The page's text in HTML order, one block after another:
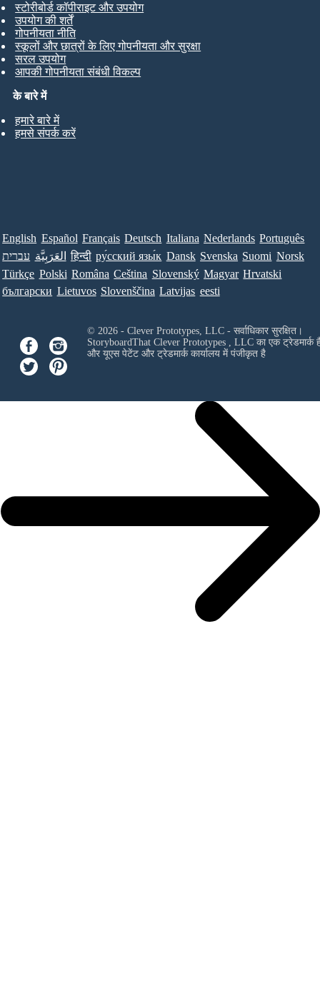
के बारे में
हमारे बारे में
हमसे संपर्क करें
स्टोरीबोर्ड कॉपीराइट और उपयोग
उपयोग की शर्तें
गोपनीयता नीति
स्कूलों और छात्रों के लिए गोपनीयता और सुरक्षा
सरल उपयोग
आपकी गोपनीयता संबंधी विकल्प
English Español Français Deutsch Italiana Nederlands Português
עברית العَرَبِيَّة हिन्दी ру́сский язы́к Dansk Svenska Suomi Norsk
Türkçe Polski Româna Ceština Slovenský Magyar Hrvatski
български Lietuvos Slovenščina Latvijas eesti
© 2026 - Clever Prototypes, LLC - सर्वाधिकार सुरक्षित।
StoryboardThat Clever Prototypes , LLCका एक ट्रेडमार्क
और यूएस पेटेंट और ट्रेडमार्क कार्यालय में पंजीकृत है